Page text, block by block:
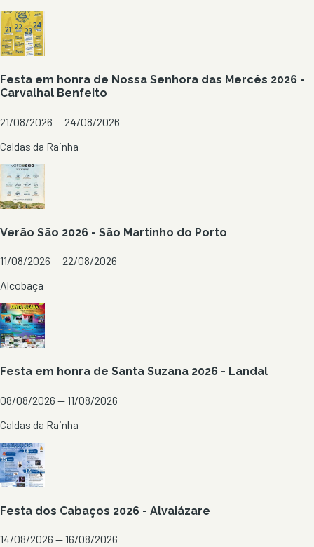
Festa em honra de Nossa Senhora das Mercês 2026 -
Carvalhal Benfeito
21/08/2026 — 24/08/2026
Caldas da Rainha
Verão São 2026 - São Martinho do Porto
11/08/2026 — 22/08/2026
Alcobaça
Festa em honra de Santa Suzana 2026 - Landal
08/08/2026 — 11/08/2026
Caldas da Rainha
Festa dos Cabaços 2026 - Alvaiázare
14/08/2026 — 16/08/2026